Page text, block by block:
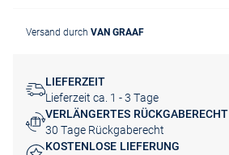
Versand durch VAN GRAAF
LIEFERZEIT
Lieferzeit ca. 1 - 3 Tage
VERLÄNGERTES RÜCKGABERECHT
30 Tage Rückgaberecht
KOSTENLOSE LIEFERUNG